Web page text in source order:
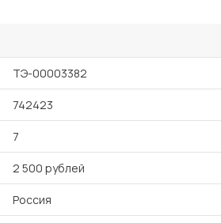
ТЭ-00003382
742423
7
2 500 рублей
Россия